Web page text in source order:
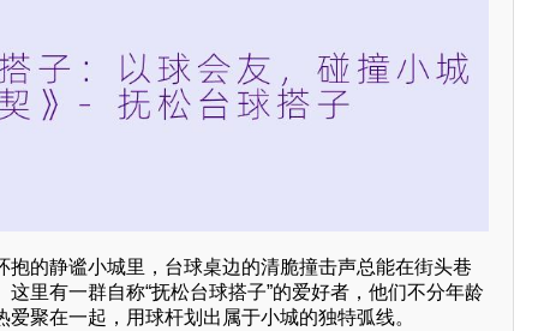
抱的静谧小城里，台球桌边的清脆撞击声总能在街头巷
里有一群自称“抚松台球搭子”的爱好者，他们不分年龄
聚在一起，用球杆划出属于小城的独特弧线。